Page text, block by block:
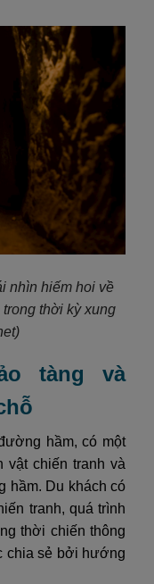
nhìn hiếm hoi về
thời kỳ xung
tàng và
hầm, có một
vật chiến tranh và
hầm. Du khách có
tranh, quá trình
thời chiến thông
chia sẻ bởi hướng